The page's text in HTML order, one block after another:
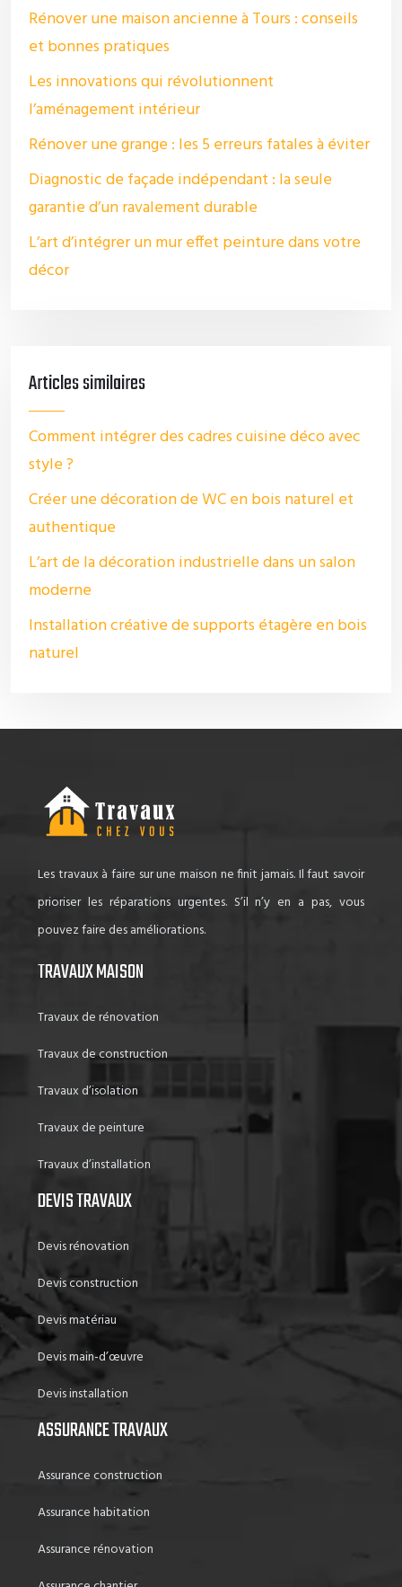
Rénover une maison ancienne à Tours : conseils
et bonnes pratiques
Les innovations qui révolutionnent
l’aménagement intérieur
Rénover une grange : les 5 erreurs fatales à éviter
Diagnostic de façade indépendant : la seule
garantie d’un ravalement durable
L’art d’intégrer un mur effet peinture dans votre
décor
Articles similaires
Comment intégrer des cadres cuisine déco avec
style ?
Créer une décoration de WC en bois naturel et
authentique
L’art de la décoration industrielle dans un salon
moderne
Installation créative de supports étagère en bois
naturel
Les travaux à faire sur une maison ne finit jamais. Il faut savoir
prioriser les réparations urgentes. S’il n’y en a pas, vous
pouvez faire des améliorations.
TRAVAUX MAISON
Travaux de rénovation
Travaux de construction
Travaux d’isolation
Travaux de peinture
Travaux d’installation
DEVIS TRAVAUX
Devis rénovation
Devis construction
Devis matériau
Devis main-d’œuvre
Devis installation
ASSURANCE TRAVAUX
Assurance construction
Assurance habitation
Assurance rénovation